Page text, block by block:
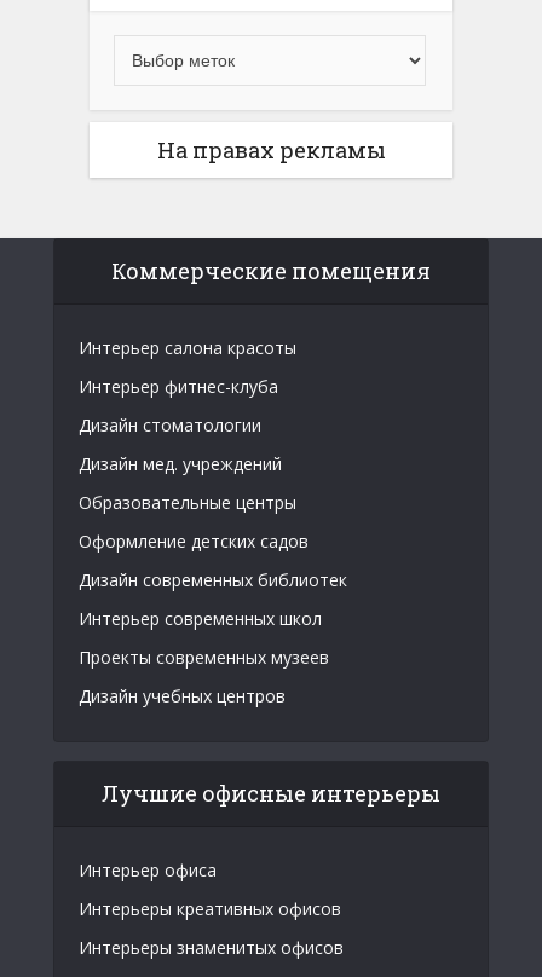
На правах рекламы
Коммерческие помещения
Интерьер салона красоты
Интерьер фитнес-клуба
Дизайн стоматологии
Дизайн мед. учреждений
Образовательные центры
Оформление детских садов
Дизайн современных библиотек
Интерьер современных школ
Проекты современных музеев
Дизайн учебных центров
Лучшие офисные интерьеры
Интерьер офиса
Интерьеры креативных офисов
Интерьеры знаменитых офисов